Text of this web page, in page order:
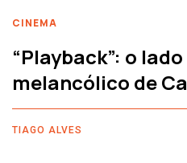
CINEMA
“Playback”: o
melancólico de
TIAGO ALVES